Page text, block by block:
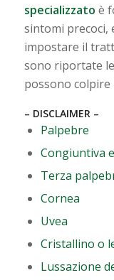
specializzato è
sintomi precoci,
impostare il
sono riportate
possono colpire
– DISCLAIMER –
Palpebre
Congiuntiva
Terza
Cornea
Uvea
Cristallino o
Lussazione